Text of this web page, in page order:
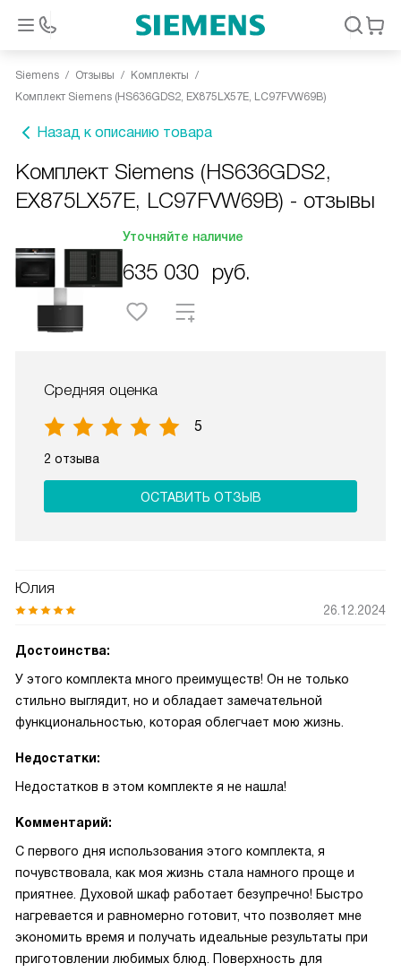
Siemens Отзывы
Комплекты
Комплект Siemens (HS636GDS2, EX875LX57E, LC97FVW69B)
Назад к описанию товара
Комплект Siemens (HS636GDS2,
EX875LX57E, LC97FVW69B) - отзывы
Уточняйте наличие
635 030 руб.
Средняя оценка
5
2 отзыва
ОСТАВИТЬ ОТЗЫВ
Юлия
26.12.2024
Достоинства:
У этого комплекта много преимуществ! Он не только
стильно выглядит, но и обладает замечательной
функциональностью, которая облегчает мою жизнь.
Недостатки:
Недостатков в этом комплекте я не нашла!
Комментарий:
С первого дня использования этого комплекта, я
почувствовала, как моя жизнь стала намного проще и
приятнее. Духовой шкаф работает безупречно! Быстро
нагревается и равномерно готовит, что позволяет мне
экономить время и получать идеальные результаты при
приготовлении любимых блюд. Поверхность для